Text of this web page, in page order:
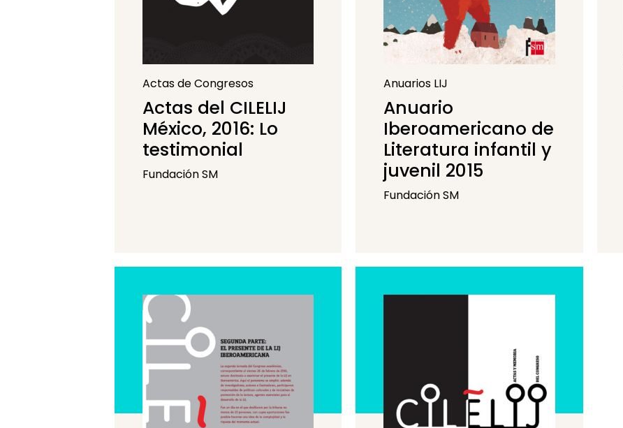
Actas de Congresos
Actas del CILELIJ
México, 2016: Lo
testimonial
Fundación SM
Anuarios LIJ
Anuario
Iberoamericano de
Literatura infantil y
juvenil 2015
Fundación SM